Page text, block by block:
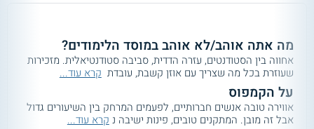
מה אתה אוהב/לא אוהב במוסד הלימודים?
אחווה בין הסטודנטים, עזרה הדדית, סביבה סטודנטיאלית. מזכירות
שעוזרת בכל מה שצריך עם אוזן קשבת, עובדת קרא עוד...
על הקמפוס
אווירה טובה אנשים חברותיים, לפעמים המרחק בין השיעורים גדול
אבל זה מובן. המתקנים טובים, פינות ישיבה נקרא עוד...